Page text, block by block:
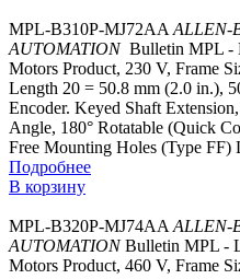
MPL-B310P-MJ72AA ALLEN-
AUTOMATION Bulletin MPL -
Motors Product, 230 V, Frame
Length 20 = 50.8 mm (2.0 in.),
Encoder. Keyed Shaft
Angle, 180° Rotatable (Quick
Free Mounting Holes (Type FF)
Подробнее
В корзину
MPL-B320P-MJ74AA ALLEN-
AUTOMATION Bulletin MPL -
Motors Product, 460 V, Frame